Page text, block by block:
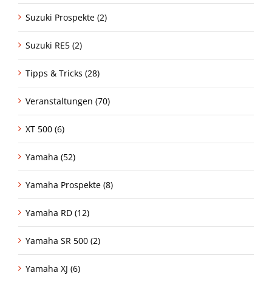
Suzuki Prospekte (2)
Suzuki RE5 (2)
Tipps & Tricks (28)
Veranstaltungen (70)
XT 500 (6)
Yamaha (52)
Yamaha Prospekte (8)
Yamaha RD (12)
Yamaha SR 500 (2)
Yamaha XJ (6)